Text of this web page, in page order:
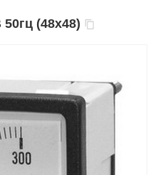
50гц (48х48)